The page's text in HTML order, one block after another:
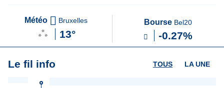
Météo Bruxelles
13°
Bourse Bel20
-0.27%
Le fil info LA UNE
TOUS